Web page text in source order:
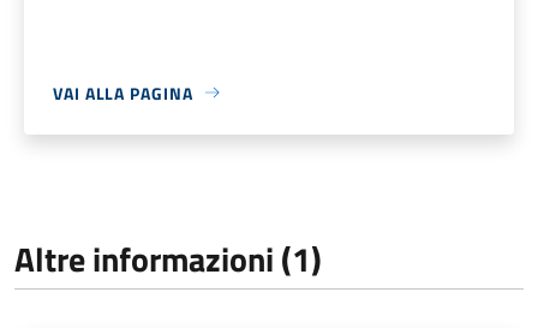
VAI ALLA PAGINA
Altre informazioni (1)